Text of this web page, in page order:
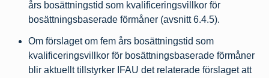
års bosättningstid som kvalificeringsvillkor för
bosättningsbaserade förmåner (avsnitt 6.4.5).
Om förslaget om fem års bosättningstid som
kvalificeringsvillkor för bosättningsbaserade förmåner
blir aktuellt tillstyrker IFAU det relaterade förslaget att